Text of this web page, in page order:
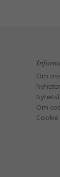
Om
Nyheter
Om